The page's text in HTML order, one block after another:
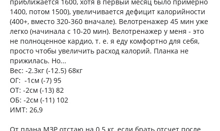
1400, потом 1500), увеличивается дефицит калорийности
(400+, вместо 320-360 вначале). Велотренажер 45 мин уже
легко (начинала с 10-20 мин). Велотренажер у меня - это
не полноценное кардио, т. е. я еду комфортно для себя,
просто чтобы увеличить расход калорий. Планка не
прижилась. Но...
Вес: -2.3кг (-12.5) 68кг
ОГ: -1см (-7) 95
ОТ: -2см (-13) 82
ОБ: -2см (-11) 102
ИМТ: 26,9
От плана МЗР отстаю на 0.5 кг, если брать отсчет после